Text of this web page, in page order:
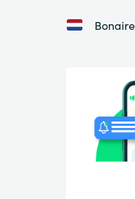
Bonaire